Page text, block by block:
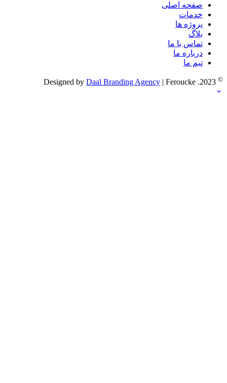
صفحه اصلی
خدمات
پروژه ها
بلاگ
تماس با ما
درباره ما
تیم ما
©
Daal Branding Agency | Feroucke